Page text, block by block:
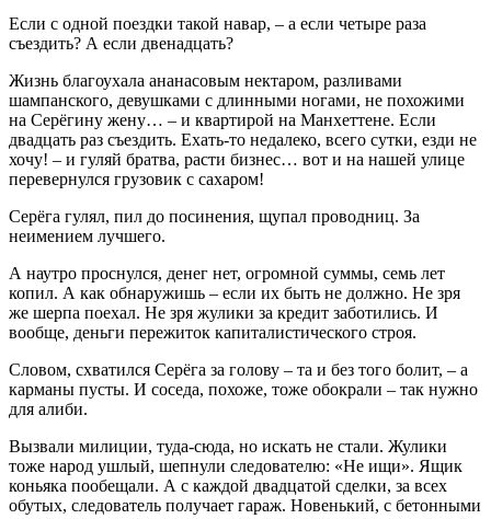
Если с одной поездки такой навар, – а если четыре раза
съездить? А если двенадцать?
Жизнь благоухала ананасовым нектаром, разливами
шампанского, девушками с длинными ногами, не похожими
на Серёгину жену… – и квартирой на Манхеттене. Если
двадцать раз съездить. Ехать-то недалеко, всего сутки, езди не
хочу! – и гуляй братва, расти бизнес… вот и на нашей улице
перевернулся грузовик с сахаром!
Серёга гулял, пил до посинения, щупал проводниц. За
неимением лучшего.
А наутро проснулся, денег нет, огромной суммы, семь лет
копил. А как обнаружишь – если их быть не должно. Не зря
же шерпа поехал. Не зря жулики за кредит заботились. И
вообще, деньги пережиток капиталистического строя.
Словом, схватился Серёга за голову – та и без того болит, – а
карманы пусты. И соседа, похоже, тоже обокрали – так нужно
для алиби.
Вызвали милиции, туда-сюда, но искать не стали. Жулики
тоже народ ушлый, шепнули следователю: «Не ищи». Ящик
коньяка пообещали. А с каждой двадцатой сделки, за всех
обутых, следователь получает гараж. Новенький, с бетонными